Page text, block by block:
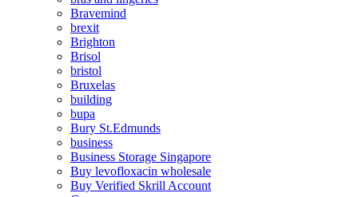
Bravemind
brexit
Brighton
Brisol
bristol
Bruxelas
building
bupa
Bury St.Edmunds
business
Business Storage Singapore
Buy levofloxacin wholesale
Buy Verified Skrill Account